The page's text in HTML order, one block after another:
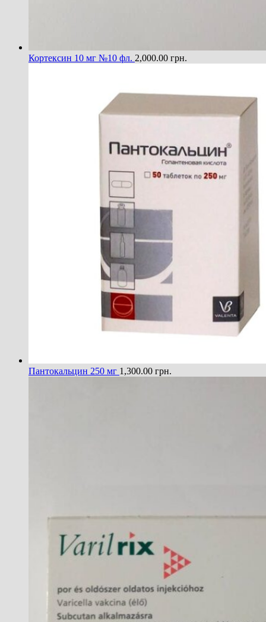
Кортексин 10 мг №10 фл. 2,000.00 грн.
Пантокальцин 250 мг 1,300.00 грн.